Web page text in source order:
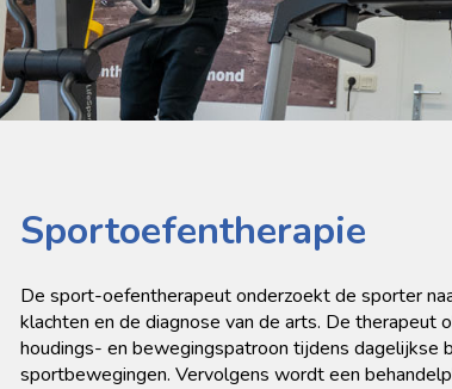
Sportoefentherapie
De sport-oefentherapeut onderzoekt de sporter
klachten en de diagnose van de arts. De therapeut
houdings- en bewegingspatroon tijdens dagelijkse
sportbewegingen. Vervolgens wordt een